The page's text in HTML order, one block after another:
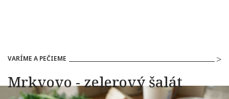
VARÍME A PEČIEME